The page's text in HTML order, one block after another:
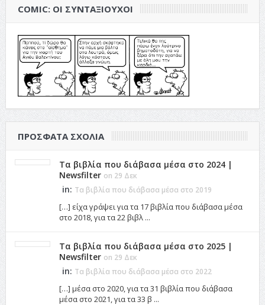
COMIC: ΟΙ ΣΥΝΤΑΞΙΟΎΧΟΙ
ΠΡΌΣΦΑΤΑ ΣΧΌΛΙΑ
Τα βιβλία που διάβασα μέσα στο 2024 |
Newsfilter on 29 Δεκ
in: Τα βιβλία που διάβασα μέσα στο 2019
[…] είχα γράψει για τα 17 βιβλία που διάβασα μέσα
στο 2018, για τα 22 βιβλ ...
Τα βιβλία που διάβασα μέσα στο 2025 |
Newsfilter on 29 Δεκ
in: Τα βιβλία που διάβασα μέσα στο 2022
[…] μέσα στο 2020, για τα 31 βιβλία που διάβασα
μέσα στο 2021, για τα 33 β ...